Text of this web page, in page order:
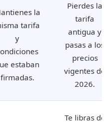
la
tarifa
y
estaban
firmadas.
Pierdes la
tarifa
antigua y
pasas a los
precios
vigentes de
2026.
Te libras de